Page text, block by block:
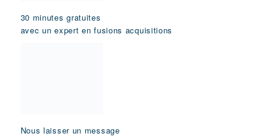
30 minutes gratuites
avec un expert en fusions acquisitions
Nous laisser un message